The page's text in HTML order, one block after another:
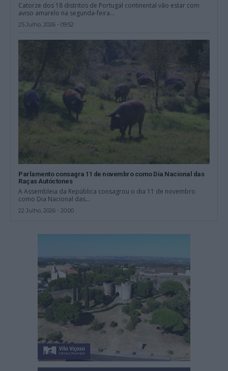
Catorze dos 18 distritos de Portugal continental vão estar com
aviso amarelo na segunda-feira...
25 Julho, 2026 - 09:52
Parlamento consagra 11 de novembro como Dia Nacional das
Raças Autóctones
A Assembleia da República consagrou o dia 11 de novembro
como Dia Nacional das...
22 Julho, 2026 - 20:00